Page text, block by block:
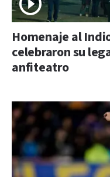
Homenaje al
celebraron su
anfiteatro